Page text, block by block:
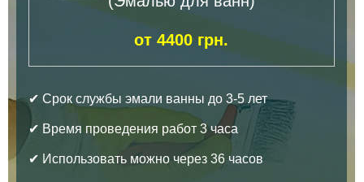
от 4400 грн.
✔ Срок службы эмали ванны до 3-5 лет
✔ Время проведения работ 3 часа
✔ Использовать можно через 36 часов